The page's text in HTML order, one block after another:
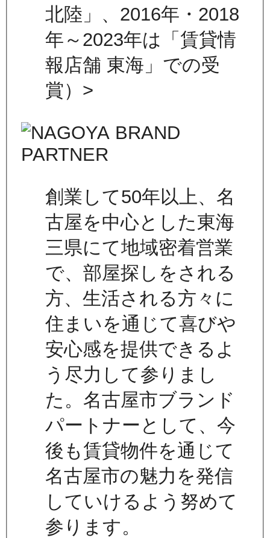
北陸」、2016年・2018
年～2023年は「賃貸情
報店舗 東海」での受
賞）>
創業して50年以上、名
古屋を中心とした東海
三県にて地域密着営業
で、部屋探しをされる
方、生活される方々に
住まいを通じて喜びや
安心感を提供できるよ
う尽力して参りまし
た。名古屋市ブランド
パートナーとして、今
後も賃貸物件を通じて
名古屋市の魅力を発信
していけるよう努めて
参ります。